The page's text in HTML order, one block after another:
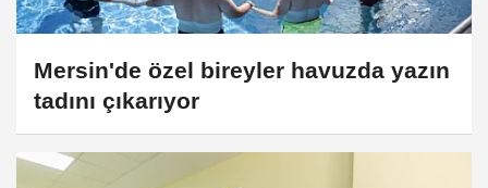
Mersin'de özel bireyler havuzda yazın
tadını çıkarıyor